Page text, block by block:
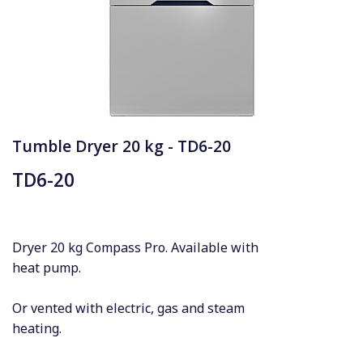
Tumble Dryer 20 kg - TD6-20
TD6-20
Dryer 20 kg Compass Pro. Available with
heat pump.
Or vented with electric, gas and steam
heating.